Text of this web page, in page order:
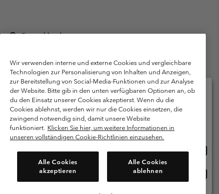
Deutschland
München Deutschland. Alle Rechte vorbehalten.
Nutzungsbedingungen
Allgemeine Verkaufsbedingungen
Garantie
Datenschutzerklärung
Bestimmungen und Bedingungen des Mitglieder Programms
Nutzungsbedingungen Für Nutzergenerierte Inhalte
Cookies
Public CBCR
Kundenservice: Mo- Fr. 9:00 - 13:00 & 14:00- 18:00 Uhr
(+)498912081004
Wir verwenden interne und externe Cookies und vergleichbare
Technologien zur Personalisierung von Inhalten und Anzeigen,
zur Bereitstellung von Social-Media-Funktionen und zur Analyse
der Website. Bitte gib in den unten verfügbaren Optionen an, ob
du den Einsatz unserer Cookies akzeptierst. Wenn du die
Cookies ablehnst, werden wir nur die Cookies einsetzen, die
zwingend notwendig sind, damit unsere Website
funktioniert. Klicken Sie hier, um weitere Informationen in
unseren vollständigen Cookie-Richtlinien einzusehen.
Alle Cookies
akzeptieren
Alle Cookies
ablehnen
Bitte wählen Sie Ihr Lieferland und Ihre Sprache
Online-Einkauf verfügbar
Deutschland